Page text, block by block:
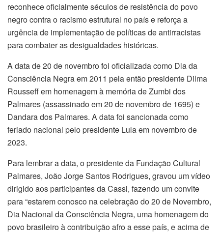
reconhece oficialmente séculos de resistência do povo
negro contra o racismo estrutural no país e reforça a
urgência de implementação de políticas de antirracistas
para combater as desigualdades históricas.
A data de 20 de novembro foi oficializada como Dia da
Consciência Negra em 2011 pela então presidente Dilma
Rousseff em homenagem à memória de Zumbi dos
Palmares (assassinado em 20 de novembro de 1695) e
Dandara dos Palmares. A data foi sancionada como
feriado nacional pelo presidente Lula em novembro de
2023.
Para lembrar a data, o presidente da Fundação Cultural
Palmares, João Jorge Santos Rodrigues, gravou um vídeo
dirigido aos participantes da Cassi, fazendo um convite
para “estarem conosco na celebração do 20 de Novembro,
Dia Nacional da Consciência Negra, uma homenagem do
povo brasileiro à contribuição afro a esse país, e acima de